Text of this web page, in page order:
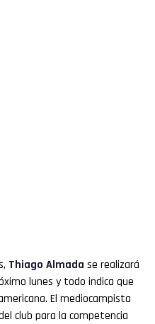
Thiago Almada se realizará
lunes y todo indica que
El mediocampista
club para la competencia